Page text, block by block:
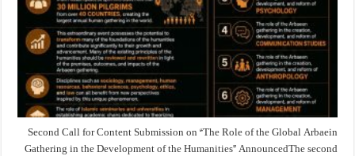
Second Call for Content Submission on “The Role of the Global Arbaein
Gathering in the Development of the Humanities” AnnouncedThe second